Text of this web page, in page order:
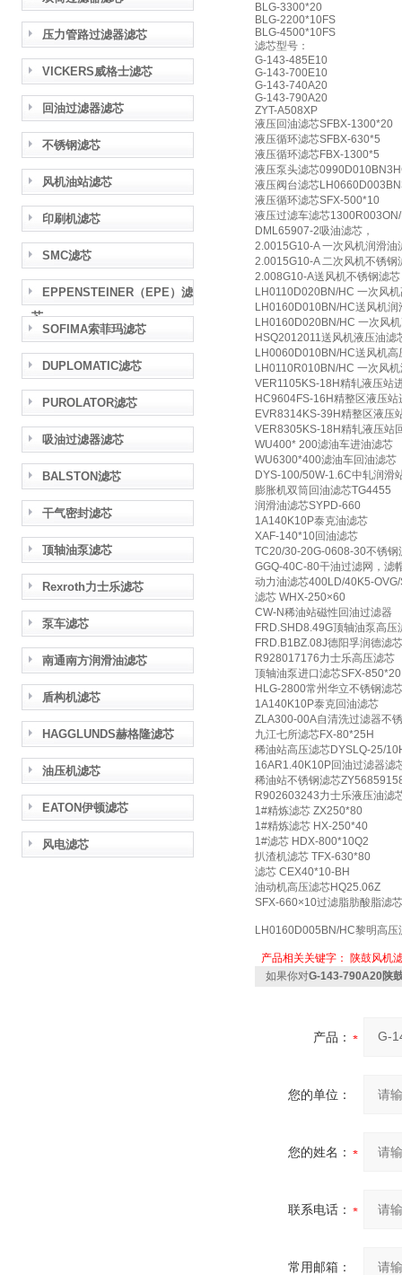
压力管路过滤器滤芯
VICKERS威格士滤芯
回油过滤器滤芯
不锈钢滤芯
风机油站滤芯
印刷机滤芯
SMC滤芯
EPPENSTEINER（EPE）滤
芯
SOFIMA索菲玛滤芯
DUPLOMATIC滤芯
PUROLATOR滤芯
吸油过滤器滤芯
BALSTON滤芯
干气密封滤芯
顶轴油泵滤芯
Rexroth力士乐滤芯
泵车滤芯
南通南方润滑油滤芯
盾构机滤芯
HAGGLUNDS赫格隆滤芯
油压机滤芯
EATON伊顿滤芯
风电滤芯
BLG-3300*20
BLG-2200*10FS
BLG-4500*10FS
滤芯型号：
G-143-485E10
G-143-700E10
G-143-740A20
G-143-790A20
ZYT-A508XP
液压回油滤芯SFBX-1300*20
液压循环滤芯SFBX-630*5
液压循环滤芯FBX-1300*5
液压泵头滤芯
液压阀台滤芯
液压循环滤芯SFX-500*10
液压过滤车滤芯
DML65907-2吸油滤芯，
2.0015G10-A 一次风机润滑油
2.0015G10-A 二次风机不锈钢
2.008G10-A送风机不锈钢滤
LH0110D020BN/HC 一次风
LH0160D010BN/HC送风机润
LH0160D020BN/HC 一次风
HSQ2012011送风机液压油滤
LH0060D010BN/HC送风机高
LH0110R010BN/HC 一次风
VER1105KS-18H精轧液压站
HC9604FS-16H精整区液压站
EVR8314KS-39H精整区液压
VER8305KS-18H精轧液压站
WU400* 200滤油车进油滤芯
WU6300*400滤油车回油滤芯
DYS-100/50W-1.6C中轧润滑
膨胀机双筒回油滤芯TG4455
润滑油滤芯SYPD-660
1A140K10P泰克油滤芯
XAF-140*10回油滤芯
TC20/30-20G-0608-30不锈钢
GGQ-40C-80干油过滤网，滤
动力油滤芯400LD/40K5-
滤芯 WHX-250×60
CW-N稀油站磁性回油过滤器
FRD.SHD8.49G顶轴油泵高压
FRD.B1BZ.08J德阳孚润德滤
R928017176力士乐高压滤芯
顶轴油泵进口滤芯SFX-850*20
HLG-2800常州华立不锈钢滤芯
1A140K10P泰克回油滤芯
ZLA300-00A自清洗过滤器不
九江七所滤芯FX-80*25H
稀油站高压滤芯DYSLQ-25/
16AR1.40K10P回油过滤器滤
稀油站不锈钢滤芯
R902603243力士乐液压油滤
1#精炼滤芯 ZX250*80
1#精炼滤芯 HX-250*40
1#滤芯 HDX-800*10Q2
扒渣机滤芯 TFX-630*80
滤芯 CEX40*10-BH
油动机高压滤芯HQ25.06Z
SFX-660×10过滤脂肪酸脂滤芯
LH0160D005BN/HC黎明高压
产品相关关键字： 陕鼓风机
如果你对G-143-790A20陕
产品：
您的单位：
您的姓名：
联系电话：
常用邮箱：